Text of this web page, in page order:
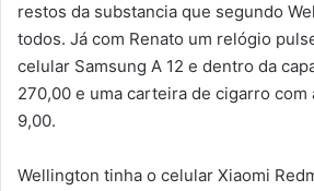
restos da substancia que segundo
todos. Já com Renato um relógio
celular Samsung A 12 e dentro da
270,00 e uma carteira de cigarro com
9,00.
Wellington tinha o celular Xiaomi